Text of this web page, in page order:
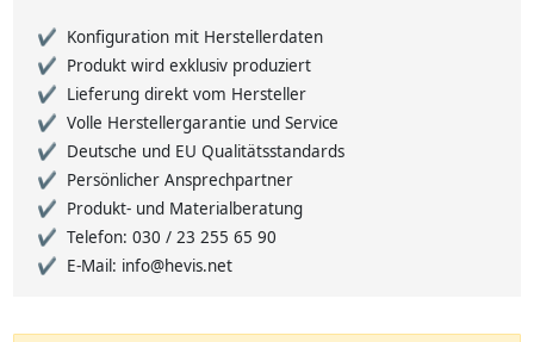
Konfiguration mit Herstellerdaten
Produkt wird exklusiv produziert
Lieferung direkt vom Hersteller
Volle Herstellergarantie und Service
Deutsche und EU Qualitätsstandards
Persönlicher Ansprechpartner
Produkt- und Materialberatung
Telefon: 030 / 23 255 65 90
E-Mail: info@hevis.net